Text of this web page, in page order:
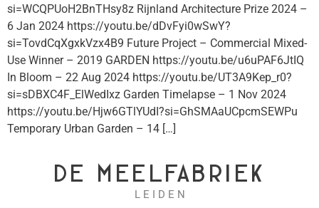
si=WCQPUoH2BnTHsy8z Rijnland Architecture Prize 2024 –
6 Jan 2024 https://youtu.be/dDvFyi0wSwY?
si=TovdCqXgxkVzx4B9 Future Project – Commercial Mixed-
Use Winner – 2019 GARDEN https://youtu.be/u6uPAF6JtIQ
In Bloom – 22 Aug 2024 https://youtu.be/UT3A9Kep_r0?
si=sDBXC4F_ElWedIxz Garden Timelapse – 1 Nov 2024
https://youtu.be/Hjw6GTlYUdI?si=GhSMAaUCpcmSEWPu
Temporary Urban Garden – 14 […]
DE MEELFABRIEK
L E I D E N